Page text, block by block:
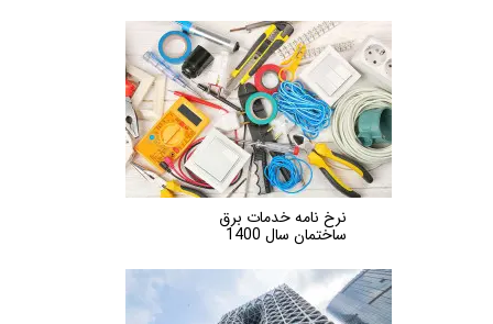
نرخ نامه خدمات برق
ساختمان سال 1400